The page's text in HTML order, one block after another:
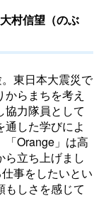
村信望（のぶ
東日本大震災で
らまちを考え
協力隊員として
通した学びによ
「Orange」は高
ら立ち上げまし
事をしたいとい
もしさを感じて